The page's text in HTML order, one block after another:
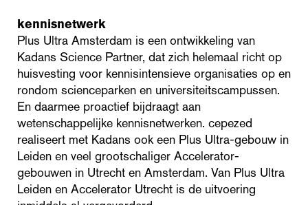
kennisnetwerk
Plus Ultra Amsterdam is een ontwikkeling van
Kadans Science Partner, dat zich helemaal richt op
huisvesting voor kennisintensieve organisaties op en
rondom scienceparken en universiteitscampussen.
En daarmee proactief bijdraagt aan
wetenschappelijke kennisnetwerken. cepezed
realiseert met Kadans ook een Plus Ultra-gebouw in
Leiden en veel grootschaliger Accelerator-
gebouwen in Utrecht en Amsterdam. Van Plus Ultra
Leiden en Accelerator Utrecht is de uitvoering